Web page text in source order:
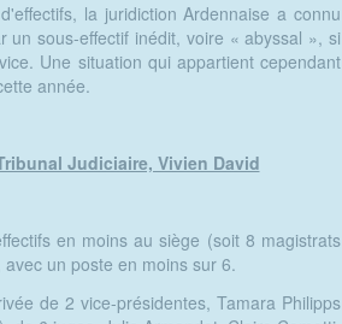
la juridiction Ardennaise a connu
un sous-effectif inédit, voire « abyssal », si
Une situation qui appartient cependant
année.
Judiciaire, Vivien David
en moins au siège (soit 8 magistrats
un poste en moins sur 6.
de 2 vice-présidentes, Tamara Philipps